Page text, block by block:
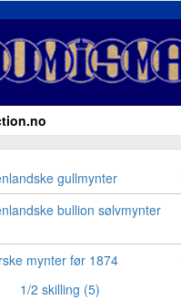
gullmynter
bullion sølvmynter
mynter før 1874
1/2 skilling (5)